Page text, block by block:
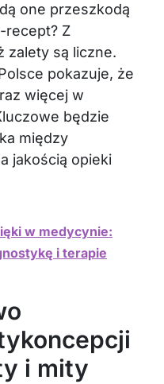
one przeszkodą
recept? Z
zalety są liczne.
pokazuje, że
więcej w
będzie
między
jakością opieki
w medycynie:
i terapie
i mity